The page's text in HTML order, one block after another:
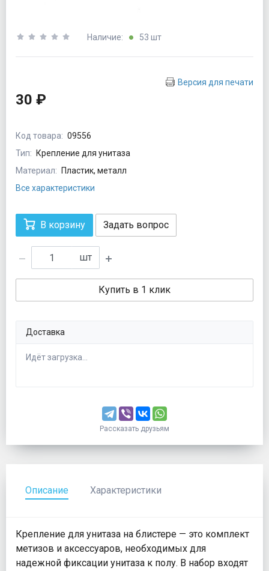
Наличие: 53 шт
Версия для печати
30 ₽
Код товара: 09556
Тип:
Крепление для унитаза
Материал:
Пластик, металл
Все характеристики
В корзину Задать вопрос
шт
Купить в 1 клик
Доставка
Идёт загрузка...
Рассказать друзьям
Описание Характеристики
Крепление для унитаза на блистере — это комплект
метизов и аксессуаров, необходимых для
надежной фиксации унитаза к полу. В набор входят